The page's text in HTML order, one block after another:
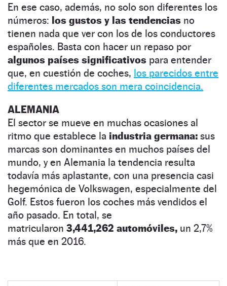
En ese caso, además, no solo son diferentes los
números: los gustos y las tendencias no
tienen nada que ver con los de los conductores
españoles. Basta con hacer un repaso por
algunos países significativos para entender
que, en cuestión de coches, los parecidos entre
diferentes mercados son mera coincidencia.
ALEMANIA
El sector se mueve en muchas ocasiones al
ritmo que establece la industria germana: sus
marcas son dominantes en muchos países del
mundo, y en Alemania la tendencia resulta
todavía más aplastante, con una presencia casi
hegemónica de Volkswagen, especialmente del
Golf. Estos fueron los coches más vendidos el
año pasado. En total, se
matricularon 3,441,262 automóviles, un 2,7%
más que en 2016.